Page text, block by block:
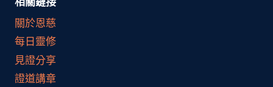
關於恩慈
每日靈修
見證分享
證道講章